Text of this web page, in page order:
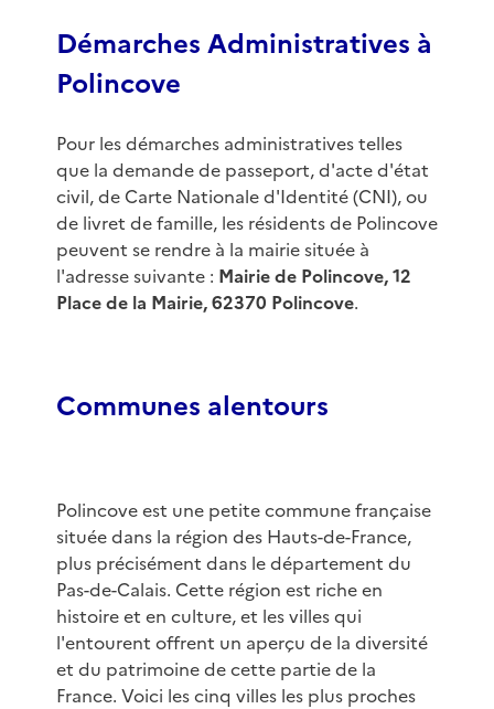
Démarches Administratives à
Polincove
Pour les démarches administratives telles
que la demande de passeport, d'acte d'état
civil, de Carte Nationale d'Identité (CNI), ou
de livret de famille, les résidents de Polincove
peuvent se rendre à la mairie située à
l'adresse suivante : Mairie de Polincove, 12
Place de la Mairie, 62370 Polincove.
Communes alentours
Polincove est une petite commune française
située dans la région des Hauts-de-France,
plus précisément dans le département du
Pas-de-Calais. Cette région est riche en
histoire et en culture, et les villes qui
l'entourent offrent un aperçu de la diversité
et du patrimoine de cette partie de la
France. Voici les cinq villes les plus proches